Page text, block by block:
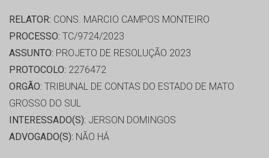
RELATOR: CONS. MARCIO CAMPOS MONTEIRO
PROCESSO: TC/9724/2023
ASSUNTO: PROJETO DE RESOLUÇÃO 2023
PROTOCOLO: 2276472
ORGÃO: TRIBUNAL DE CONTAS DO ESTADO DE MATO
GROSSO DO SUL
INTERESSADO(S): JERSON DOMINGOS
ADVOGADO(S): NÃO HÁ